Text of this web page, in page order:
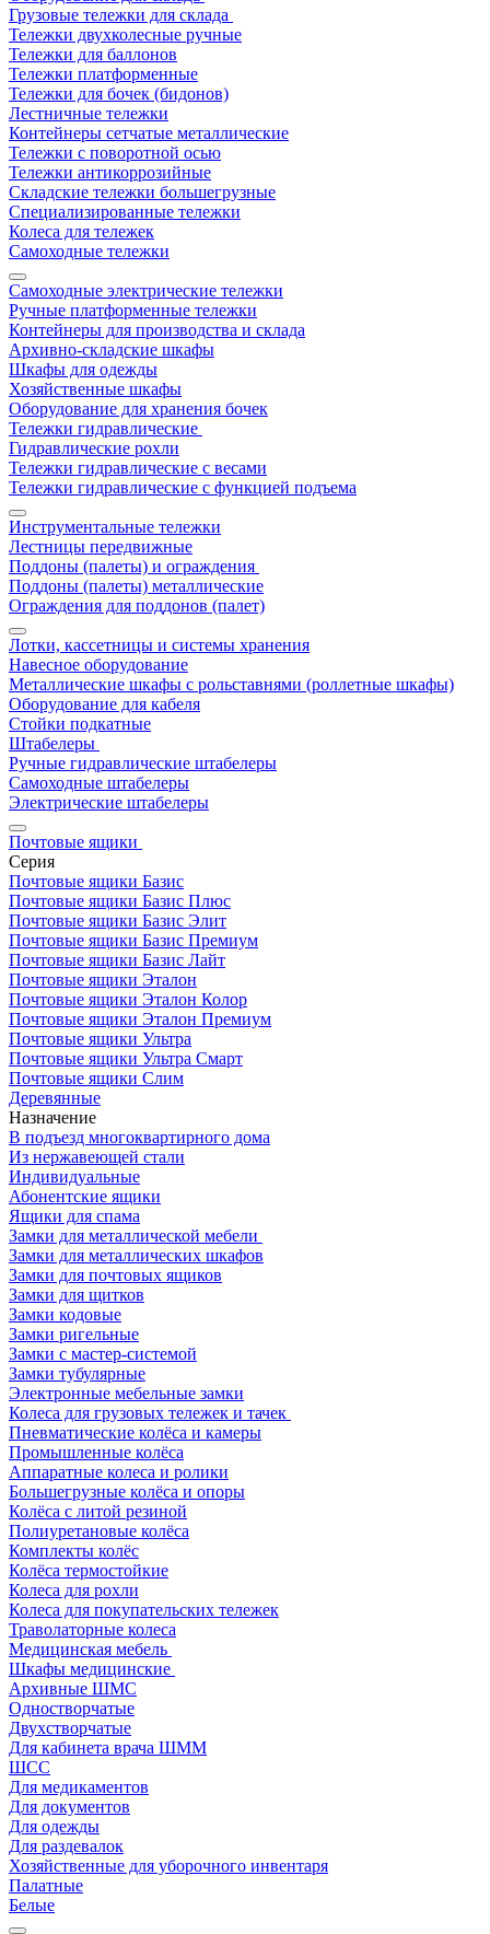
Грузовые тележки для склада
Тележки двухколесные ручные
Тележки для баллонов
Тележки платформенные
Тележки для бочек (бидонов)
Лестничные тележки
Контейнеры сетчатые металлические
Тележки с поворотной осью
Тележки антикоррозийные
Складские тележки большегрузные
Специализированные тележки
Колеса для тележек
Самоходные тележки
Самоходные электрические тележки
Ручные платформенные тележки
Контейнеры для производства и склада
Архивно-складские шкафы
Шкафы для одежды
Хозяйственные шкафы
Оборудование для хранения бочек
Тележки гидравлические
Гидравлические рохли
Тележки гидравлические с весами
Тележки гидравлические с функцией подъема
Инструментальные тележки
Лестницы передвижные
Поддоны (палеты) и ограждения
Поддоны (палеты) металлические
Ограждения для поддонов (палет)
Лотки, кассетницы и системы хранения
Навесное оборудование
Металлические шкафы с рольставнями (роллетные шкафы)
Оборудование для кабеля
Стойки подкатные
Штабелеры
Ручные гидравлические штабелеры
Самоходные штабелеры
Электрические штабелеры
Почтовые ящики
Серия
Почтовые ящики Базис
Почтовые ящики Базис Плюс
Почтовые ящики Базис Элит
Почтовые ящики Базис Премиум
Почтовые ящики Базис Лайт
Почтовые ящики Эталон
Почтовые ящики Эталон Колор
Почтовые ящики Эталон Премиум
Почтовые ящики Ультра
Почтовые ящики Ультра Смарт
Почтовые ящики Слим
Деревянные
Назначение
В подъезд многоквартирного дома
Из нержавеющей стали
Индивидуальные
Абонентские ящики
Ящики для спама
Замки для металлической мебели
Замки для металлических шкафов
Замки для почтовых ящиков
Замки для щитков
Замки кодовые
Замки ригельные
Замки с мастер-системой
Замки тубулярные
Электронные мебельные замки
Колеса для грузовых тележек и тачек
Пневматические колёса и камеры
Промышленные колёса
Аппаратные колеса и ролики
Большегрузные колёса и опоры
Колёса с литой резиной
Полиуретановые колёса
Комплекты колёс
Колёса термостойкие
Колеса для рохли
Колеса для покупательских тележек
Траволаторные колеса
Медицинская мебель
Шкафы медицинские
Архивные ШМС
Одностворчатые
Двухстворчатые
Для кабинета врача ШММ
ШСС
Для медикаментов
Для документов
Для одежды
Для раздевалок
Хозяйственные для уборочного инвентаря
Палатные
Белые